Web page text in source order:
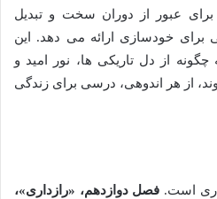
عبور از دوران سخت و تبدیل
برای خودسازی ارائه می دهد. این
از دل تاریکی ها، نور امید و
از هر اندوهی، درسی برای زندگی
است. فصل دوازدهم، «رازداری»،